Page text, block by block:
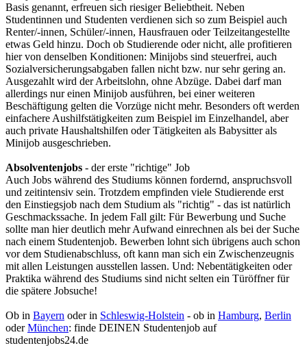
Basis genannt, erfreuen sich riesiger Beliebtheit. Neben
Studentinnen und Studenten verdienen sich so zum Beispiel auch
Renter/-innen, Schüler/-innen, Hausfrauen oder Teilzeitangestellte
etwas Geld hinzu. Doch ob Studierende oder nicht, alle profitieren
hier von denselben Konditionen: Minijobs sind steuerfrei, auch
Sozialversicherungsabgaben fallen nicht bzw. nur sehr gering an.
Ausgezahlt wird der Arbeitslohn, ohne Abzüge. Dabei darf man
allerdings nur einen Minijob ausführen, bei einer weiteren
Beschäftigung gelten die Vorzüge nicht mehr. Besonders oft werden
einfachere Aushilfstätigkeiten zum Beispiel im Einzelhandel, aber
auch private Haushaltshilfen oder Tätigkeiten als Babysitter als
Minijob ausgeschrieben.
Absolventenjobs - der erste "richtige" Job
Auch Jobs während des Studiums können fordernd, anspruchsvoll
und zeitintensiv sein. Trotzdem empfinden viele Studierende erst
den Einstiegsjob nach dem Studium als "richtig" - das ist natürlich
Geschmackssache. In jedem Fall gilt: Für Bewerbung und Suche
sollte man hier deutlich mehr Aufwand einrechnen als bei der Suche
nach einem Studentenjob. Bewerben lohnt sich übrigens auch schon
vor dem Studienabschluss, oft kann man sich ein Zwischenzeugnis
mit allen Leistungen ausstellen lassen. Und: Nebentätigkeiten oder
Praktika während des Studiums sind nicht selten ein Türöffner für
die spätere Jobsuche!
Ob in Bayern oder in Schleswig-Holstein - ob in Hamburg, Berlin
oderMünchen: finde DEINEN Studentenjob auf
studentenjobs24.de